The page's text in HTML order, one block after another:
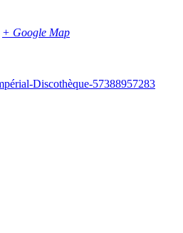
+ Google Map
Discothèque-57388957283